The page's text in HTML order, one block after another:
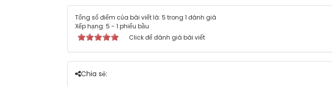
Tổng số điểm của bài viết là: 5 trong 1 đánh giá
Xếp hạng: 5 - 1 phiếu bầu
Click để đánh giá bài viết
Chia sẻ: